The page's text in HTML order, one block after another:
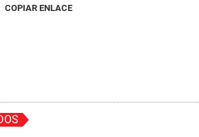
COPIAR ENLACE